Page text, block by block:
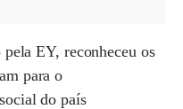
EY, reconheceu os
para o
do país